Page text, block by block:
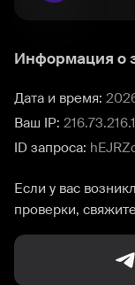
Информация о
Дата и время:
Ваш IP:
ID запроса:
Если у вас
проверки,